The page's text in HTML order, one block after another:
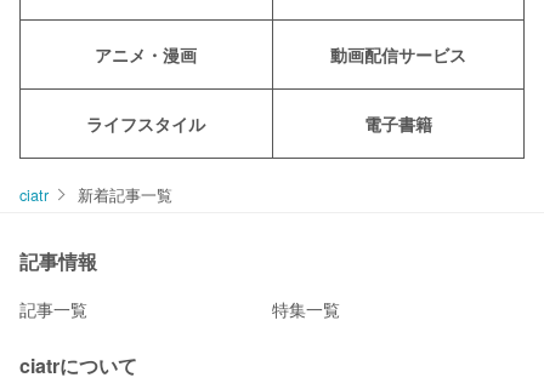
アニメ・漫画 動画配信サービス
ライフスタイル 電子書籍
ciatr 新着記事一覧
記事情報
記事一覧 特集一覧
ciatrについて